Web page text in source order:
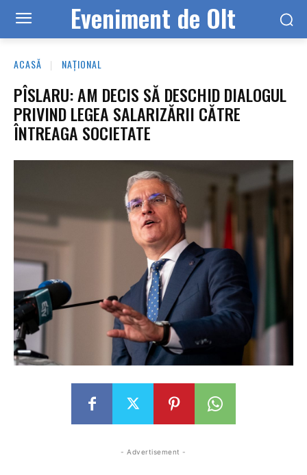
Eveniment de Olt
ACASĂ NAȚIONAL
PÎSLARU: AM DECIS SĂ DESCHID DIALOGUL
PRIVIND LEGEA SALARIZĂRII CĂTRE
ÎNTREAGA SOCIETATE
- Advertisement -